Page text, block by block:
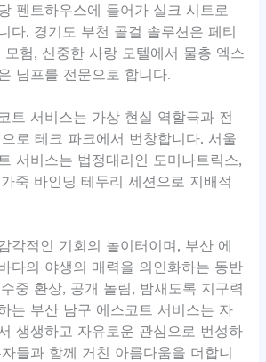
펜트하우스에 들어가 실크 시트로
다. 경기도 부천 콜걸 솔루션은 페티
모험, 신중한 사랑 모텔에서 물총 엑스
님프를 전문으로 합니다.
트 서비스는 가상 현실 역할극과 전
로 테크 파크에서 번창합니다. 서울
서비스는 법정대리인 도미나트릭스,
죽 바인딩 테두리 세션으로 지배적
각적인 기회의 놀이터이며, 부산 에
다의 야생의 매력을 의인화하는 동반
중 환상, 공개 놀림, 밤새도록 지구력
는 부산 남구 에스코트 서비스는 자
생생하고 자유로운 관심으로 번성하
들과 함께 거친 아름다움을 더합니